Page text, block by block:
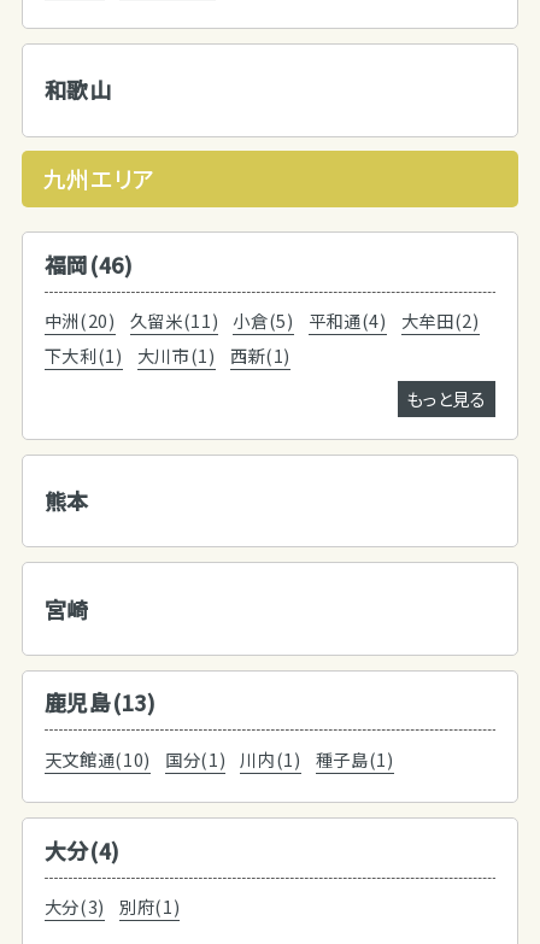
和歌山
九州エリア
福岡(46)
中洲(20) 久留米(11) 小倉(5) 平和通(4)
大牟田(2)
下大利(1)
大川市(1)
西新(1)
もっと見る
熊本
宮崎
鹿児島(13)
天文館通(10) 国分(1) 川内(1) 種子島(1)
大分(4)
大分(3) 別府(1)